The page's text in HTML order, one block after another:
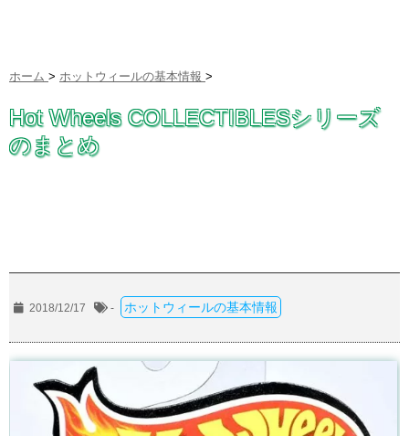
ホーム > ホットウィールの基本情報 >
Hot Wheels COLLECTIBLESシリーズ
のまとめ
2018/12/17 - ホットウィールの基本情報